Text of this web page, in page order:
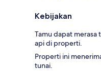
Kebijakan
Tamu dapat merasa
api di properti.
Properti ini
tunai.